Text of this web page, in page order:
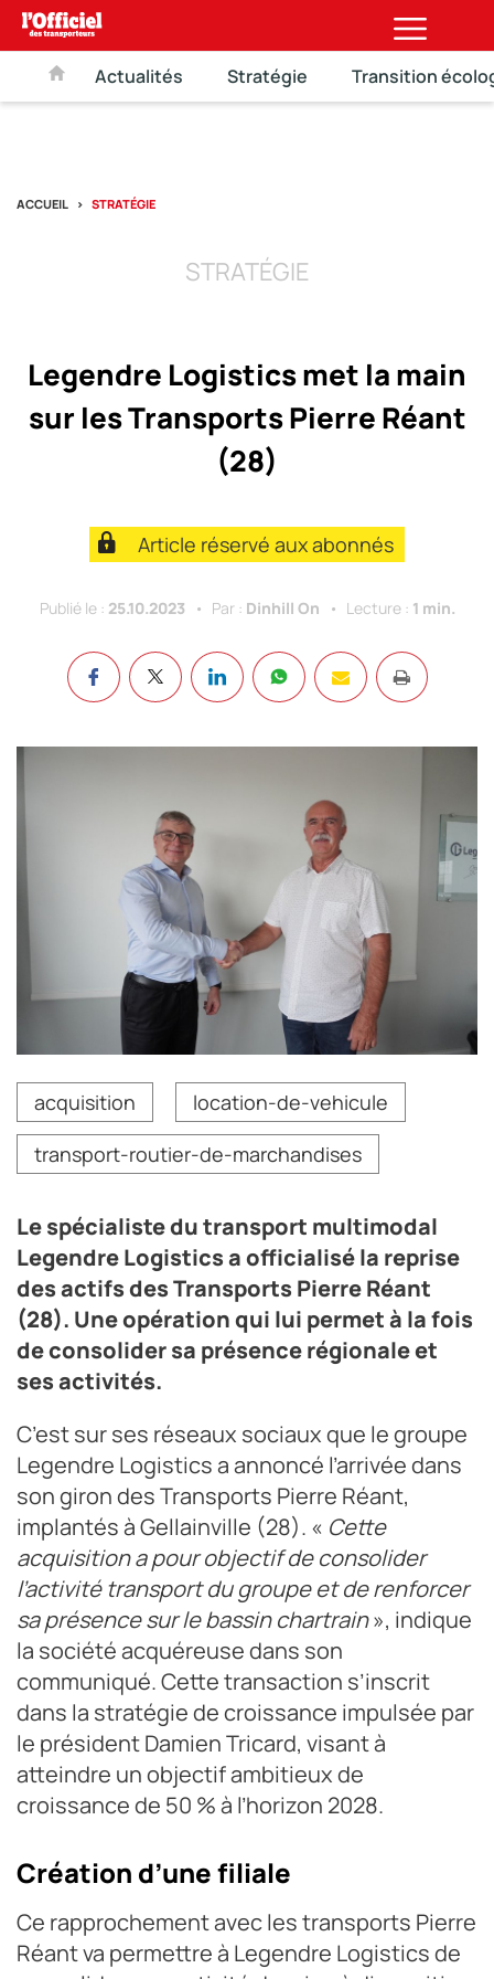
Actualités Stratégie Transition
ACCUEIL STRATÉGIE
STRATÉGIE
Legendre Logistics met la main
sur les Transports Pierre Réant
(28)
Article réservé aux abonnés
Publié le : 25.10.2023 Par : Dinhill On Lecture : 1 min.
De gauche à droite : Damien Tricard, président de
Legendre Logistics et Pierre Réant, dirigeant des
Transports éponymes.
Crédit photo Legendre Logistics
acquisition
location-de-vehicule
transport-routier-de-marchandises
Le spécialiste du transport multimodal
Legendre Logistics a officialisé la reprise
des actifs des Transports Pierre Réant
(28). Une opération qui lui permet à la fois
de consolider sa présence régionale et
ses activités.
C’est sur ses réseaux sociaux que le groupe
Legendre Logistics a annoncé l’arrivée dans
son giron des Transports Pierre Réant,
implantés à Gellainville (28). « Cette
acquisition a pour objectif de consolider
l’activité transport du groupe et de renforcer
sa présence sur le bassin chartrain», indique
la société acquéreuse dans son
communiqué. Cette transaction s’inscrit
dans la stratégie de croissance impulsée par
le président Damien Tricard, visant à
atteindre un objectif ambitieux de
croissance de 50 % à l’horizon 2028.
Création d’une filiale
Ce rapprochement avec les transports Pierre
Réant va permettre à Legendre Logistics de